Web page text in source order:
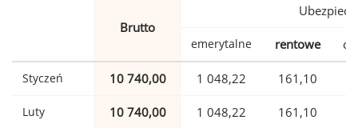
Brutto
emerytalne rentowe
Styczeń 10 740,00 1 048,22 161,10
Luty 10 740,00 1 048,22 161,10